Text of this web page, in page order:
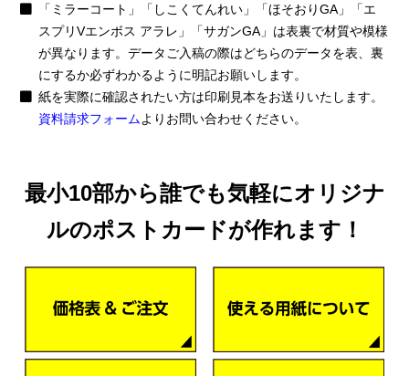
「ミラーコート」「しこくてんれい」「ほそおりGA」「エ
スプリVエンボス アラレ」「サガンGA」は表裏で材質や模様
が異なります。データご入稿の際はどちらのデータを表、裏
にするか必ずわかるように明記お願いします。
紙を実際に確認されたい方は印刷見本をお送りいたします。
資料請求フォームよりお問い合わせください。
最小10部から誰でも気軽にオリジナ
ルのポストカードが作れます！